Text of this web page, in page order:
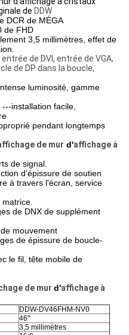
de DDW
DCR de MÉGA
de FHD
3,5 millimètres, effet de
de DVI, entrée de VGA,
de DP dans la boucle,
luminosité, gamme
installation facile,
pendant longtemps
de mur d'affichage à
de signal.
d'épissure de soutien
à travers l'écran, service
de DNX de supplément
mouvement
de épissure de boucle-
le fil, tête mobile de
de mur d'affichage à
DDW-DV46FHM-NV0
46"
3,5 millimètres